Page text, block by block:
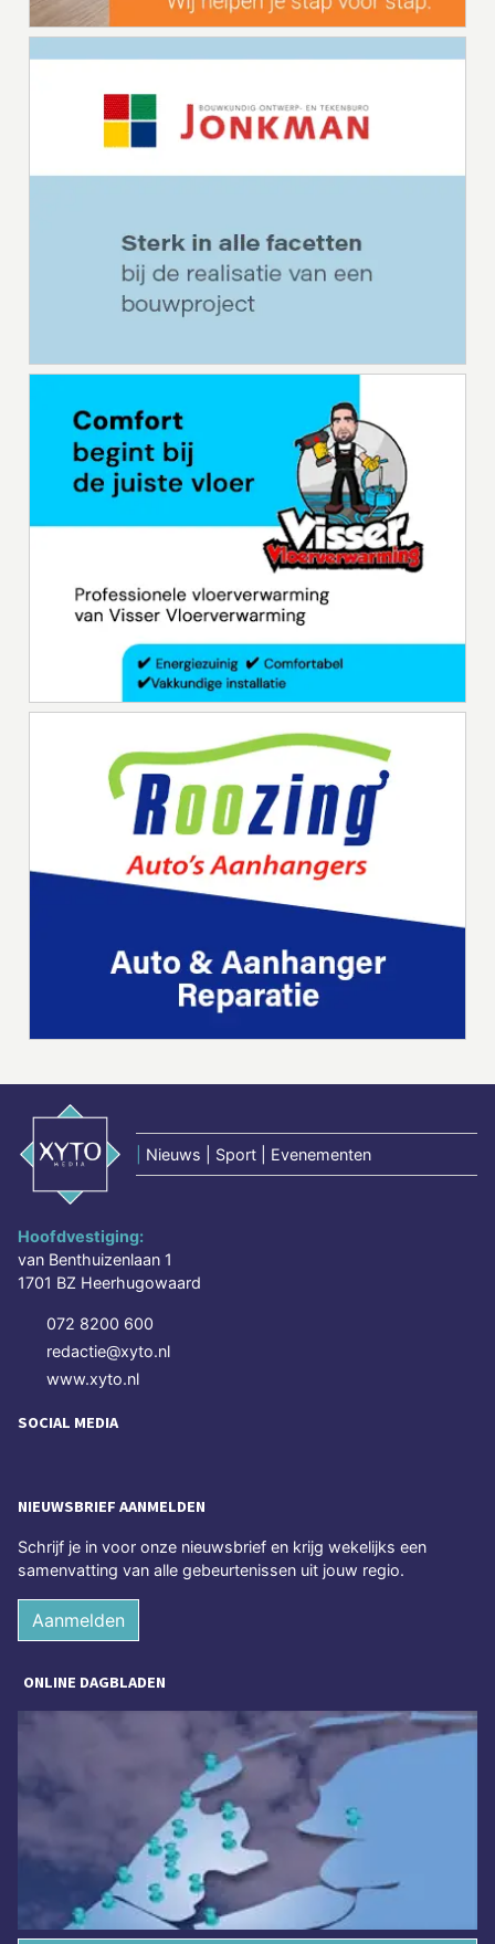
Nieuws | Sport | Evenementen
Hoofdvestiging:
van Benthuizenlaan 1
1701 BZ Heerhugowaard
072 8200 600
redactie@xyto.nl
www.xyto.nl
SOCIAL MEDIA
NIEUWSBRIEF AANMELDEN
Schrijf je in voor onze nieuwsbrief en krijg wekelijks een
samenvatting van alle gebeurtenissen uit jouw regio.
Aanmelden
ONLINE DAGBLADEN